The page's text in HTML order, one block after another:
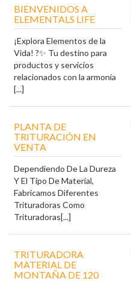
BIENVENIDOS A
ELEMENTALS LIFE
¡Explora Elementos de la
Vida! ?✨ Tu destino para
productos y servicios
relacionados con la armonía
[...]
PLANTA DE
TRITURACIÓN EN
VENTA
Dependiendo De La Dureza
Y El Tipo De Material,
Fabricamos Diferentes
Trituradoras Como
Trituradoras[...]
TRITURADORA
MATERIAL DE
MONTAÑA DE 120